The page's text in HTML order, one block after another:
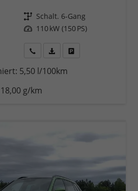
Getriebe Schalt. 6-Gang
Leistung 110 kW (150 PS)
anfordern
Datei,
5,50 l/100km
g/km